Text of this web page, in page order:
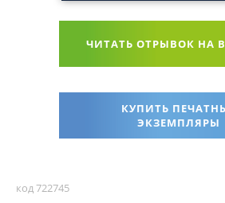
ЧИТАТЬ ОТРЫВОК НА
КУПИТЬ
ЭКЗЕМПЛЯРЫ
код 722745